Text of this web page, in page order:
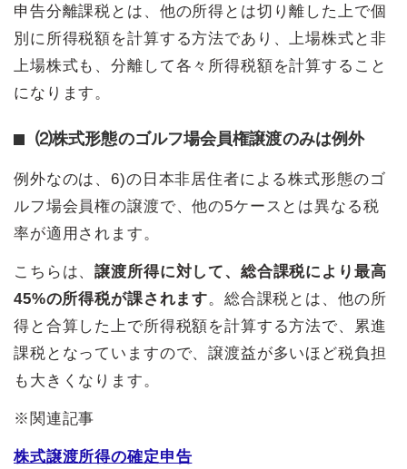
申告分離課税とは、他の所得とは切り離した上で個
別に所得税額を計算する方法であり、上場株式と非
上場株式も、分離して各々所得税額を計算すること
になります。
⑵株式形態のゴルフ場会員権譲渡のみは例外
例外なのは、6)の日本非居住者による株式形態のゴ
ルフ場会員権の譲渡で、他の5ケースとは異なる税
率が適用されます。
こちらは、譲渡所得に対して、総合課税により最高
45%の所得税が課されます。総合課税とは、他の所
得と合算した上で所得税額を計算する方法で、累進
課税となっていますので、譲渡益が多いほど税負担
も大きくなります。
※関連記事
株式譲渡所得の確定申告